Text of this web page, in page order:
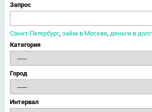
Запрос
Санкт-Петербург, займ в Москве, деньги в долг
Категория
Город
Интервал